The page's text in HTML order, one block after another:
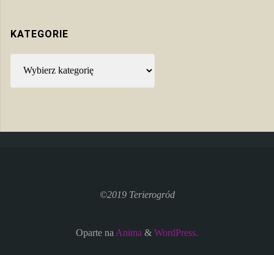
KATEGORIE
©2019 Terierogród
Oparte naAnima & WordPress.